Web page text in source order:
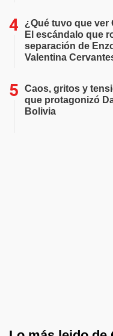
¿Qué tuvo que ver
El escándalo que
separación de
Valentina
Caos, gritos y
que protagonizó
Bolivia